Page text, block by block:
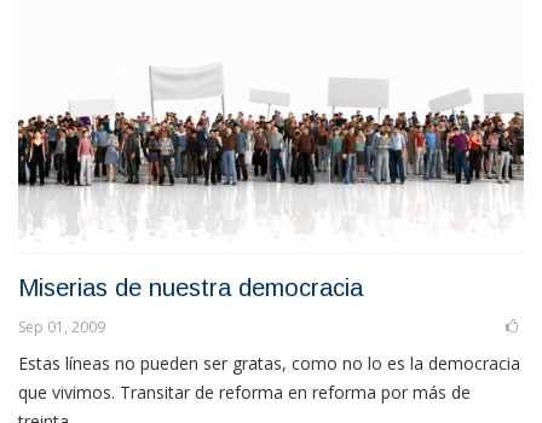
Miserias de nuestra democracia
Sep 01, 2009
Estas líneas no pueden ser gratas, como no lo es la democracia
que vivimos. Transitar de reforma en reforma por más de